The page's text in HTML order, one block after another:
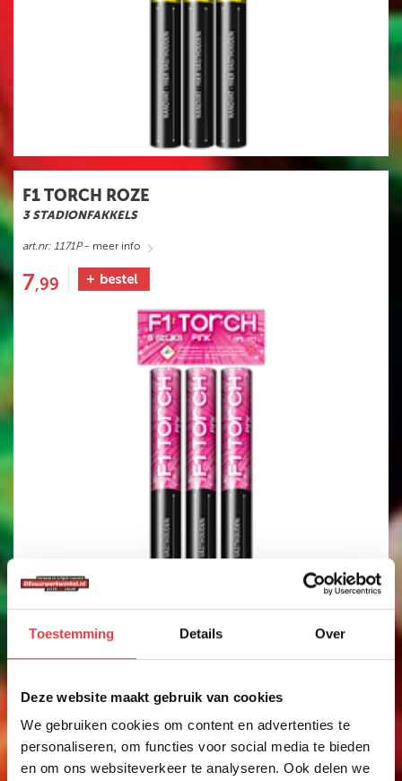
Toestemming Details Over
Deze website maakt gebruik van cookies
We gebruiken cookies om content en advertenties te
personaliseren, om functies voor social media te bieden
en om ons websiteverkeer te analyseren. Ook delen we
F1 TORCH ROZE
3 STADIONFAKKELS
art.nr: 1171P- meer info
7,99
3 FLOWER FOUNTAINS
art.nr: 1206- meer info
4 ,99